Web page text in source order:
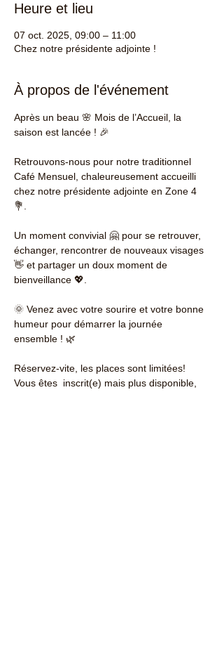
Heure et lieu
07 oct. 2025, 09:00 – 11:00
Chez notre présidente adjointe !
À propos de l'événement
Après un beau 🌸 Mois de l’Accueil, la
saison est lancée ! 🎉
Retrouvons-nous pour notre traditionnel
Café Mensuel, chaleureusement accueilli
chez notre présidente adjointe en Zone 4
💐.
Un moment convivial 🤗 pour se retrouver,
échanger, rencontrer de nouveaux visages
👋 et partager un doux moment de
bienveillance 💖.
🌞 Venez avec votre sourire et votre bonne
humeur pour démarrer la journée
ensemble ! 🌿
Réservez-vite, les places sont limitées!
Vous êtes  inscrit(e) mais plus disponible,